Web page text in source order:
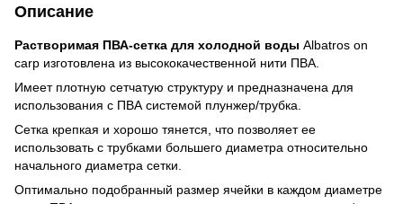
Описание
Растворимая ПВА-сетка для холодной воды Albatros on
carp изготовлена ​​из высококачественной нити ПВА.
Имеет плотную сетчатую структуру и предназначена для
использования с ПВА системой плунжер/трубка.
Сетка крепкая и хорошо тянется, что позволяет ее
использовать с трубками большего диаметра относительно
начального диаметра сетки.
Оптимально подобранный размер ячейки в каждом диаметре